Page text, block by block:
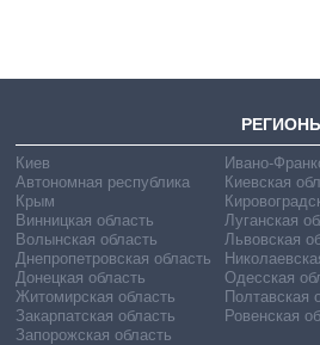
Киев
Автономная республика
Крым
Винницкая область
Волынская область
Днепропетровская область
Донецкая область
Житомирская область
Закарпатская область
Запорожская область
Ивано-
Киевская
Луганская
Львовская
Одесская
Полтавская
Ровенская